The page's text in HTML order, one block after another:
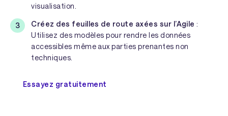
visualisation.
Créez des feuilles de route axées sur l’Agile :
Utilisez des modèles pour rendre les données
accessibles même aux parties prenantes non
techniques.
Essayez gratuitement